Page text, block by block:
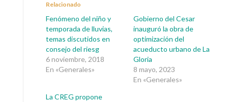
Relacionado
Fenómeno del niño y
temporada de lluvias,
temas discutidos en
consejo del riesg
6 noviembre, 2018
En «Generales»
Gobierno del Cesar
inauguró la obra de
optimización del
acueducto urbano de La
Gloria
8 mayo, 2023
En «Generales»
La CREG propone